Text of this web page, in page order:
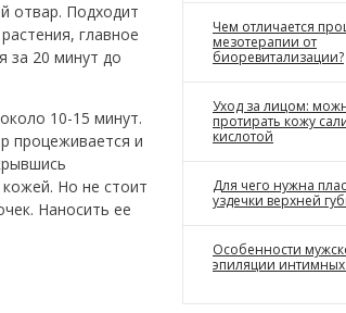
отвар. Подходит
главное
за 20 минут до
10-15 минут.
процеживается и
Но не стоит
Наносить ее
Чем отличается
мезотерапии от
биоревитализации?
Уход за лицом:
протирать кожу
кислотой
Для чего нужна
уздечки верхней
Особенности
эпиляции интимных